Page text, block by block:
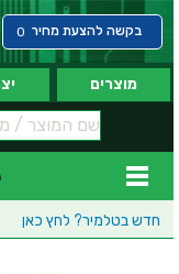
בקשה להצעת מחיר 0
מוצרים
חדש בטלמיר? לחץ כאן